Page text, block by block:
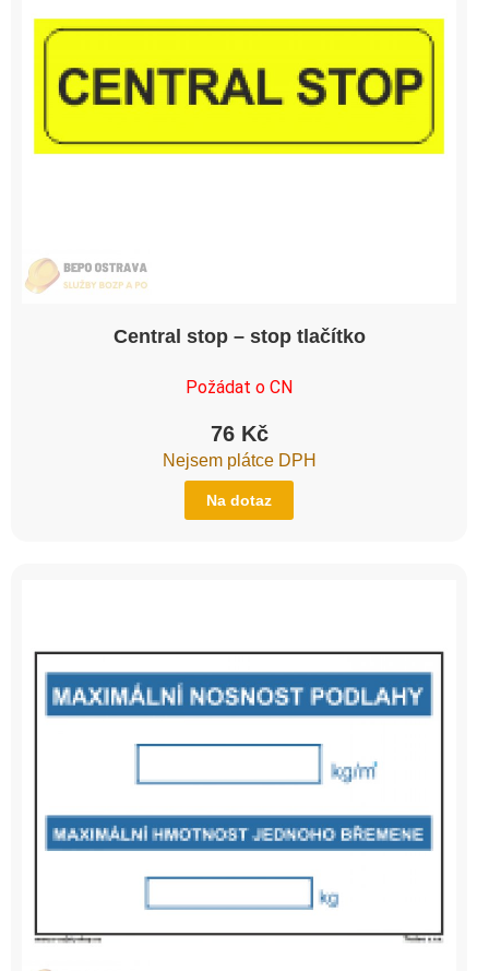
Central stop – stop tlačítko
Požádat o CN
76 Kč
Nejsem plátce DPH
Na dotaz